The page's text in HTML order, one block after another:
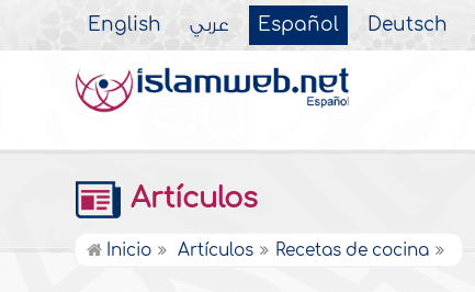
English عربي Español Deutsch
Artículos
Inicio Artículos Recetas de cocina